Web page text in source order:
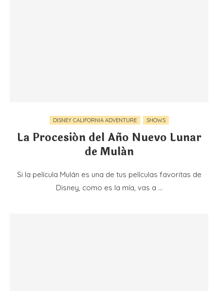
DISNEY CALIFORNIA ADVENTURE SHOWS
La Procesión del Año Nuevo Lunar
de Mulán
Si la película Mulán es una de tus películas favoritas de
Disney, como es la mía, vas a …